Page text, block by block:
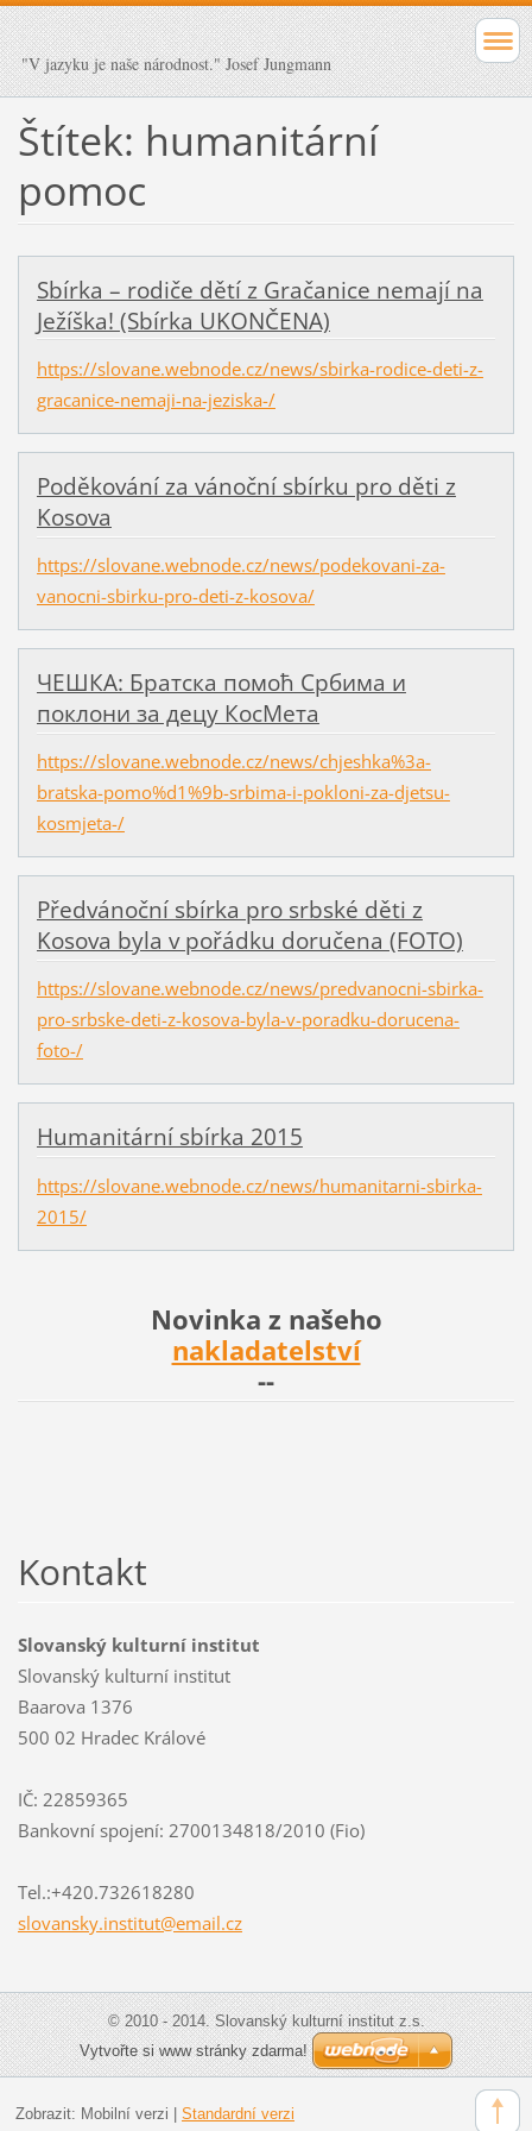
"V jazyku je naše národnost." Josef Jungmann
Štítek: humanitární
pomoc
Sbírka – rodiče dětí z Gračanice nemají na
Ježíška! (Sbírka UKONČENA)
https://slovane.webnode.cz/news/sbirka-rodice-deti-z-
gracanice-nemaji-na-jeziska-/
Poděkování za vánoční sbírku pro děti z
Kosova
https://slovane.webnode.cz/news/podekovani-za-
vanocni-sbirku-pro-deti-z-kosova/
ЧЕШКА: Братска помоћ Србима и
поклони за децу КосМета
https://slovane.webnode.cz/news/chjeshka%3a-
bratska-pomo%d1%9b-srbima-i-pokloni-za-djetsu-
kosmjeta-/
Předvánoční sbírka pro srbské děti z
Kosova byla v pořádku doručena (FOTO)
https://slovane.webnode.cz/news/predvanocni-sbirka-
pro-srbske-deti-z-kosova-byla-v-poradku-dorucena-
foto-/
Humanitární sbírka 2015
https://slovane.webnode.cz/news/humanitarni-sbirka-
2015/
Novinka z našeho
nakladatelství
--
Kontakt
Slovanský kulturní institut
Slovanský kulturní institut
Baarova 1376
500 02 Hradec Králové
IČ: 22859365
Bankovní spojení: 2700134818/2010 (Fio)
Tel.:+420.732618280
slovansky.institut@email.cz
© 2010 - 2014. Slovanský kulturní institut z.s.
Vytvořte si www stránky zdarma!
Zobrazit: Mobilní verzi | Standardní verzi